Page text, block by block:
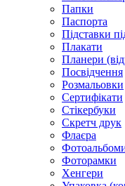
Папки
Паспорта
Підставки
Плакати
Планери
Посвідчення
Розмальовки
Сертифікати
Стікербуки
Скретч друк
Флаєра
Фоторамки
Хенгери